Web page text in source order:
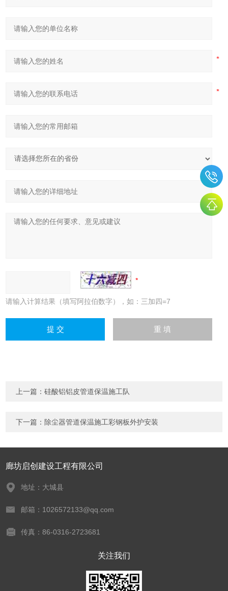
请输入计算结果（填写阿拉伯数字），如：三加四=7
上一篇：硅酸铝铝皮管道保温施工队
下一篇： 除尘器管道保温施工彩钢板外护安装
廊坊启创建设工程有限公司
地址：大城县
邮箱：1026572133@qq.com
传真：86-0316-2723681
关注我们